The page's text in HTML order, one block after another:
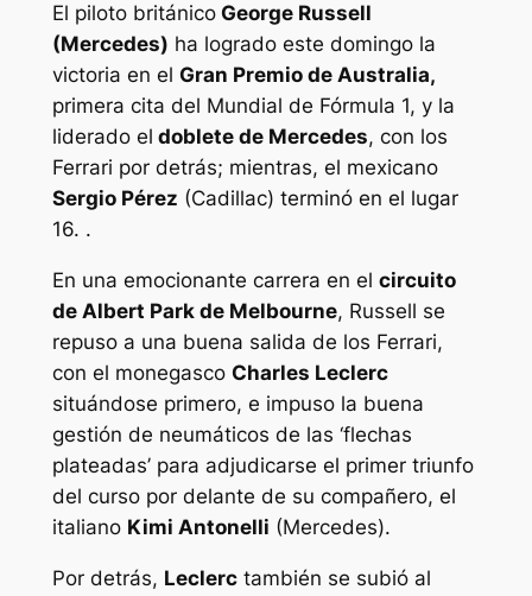
El piloto británicoGeorge Russell
(Mercedes) ha logrado este domingo la
victoria en el Gran Premio de Australia,
primera cita del Mundial de Fórmula 1, y la
liderado el doblete de Mercedes, con los
Ferrari por detrás; mientras, el mexicano
Sergio Pérez (Cadillac) terminó en el lugar
16. .
En una emocionante carrera en el circuito
de Albert Park de Melbourne, Russell se
repuso a una buena salida de los Ferrari,
con el monegasco Charles Leclerc
situándose primero, e impuso la buena
gestión de neumáticos de las ‘flechas
plateadas’ para adjudicarse el primer triunfo
del curso por delante de su compañero, el
italiano Kimi Antonelli (Mercedes).
Por detrás, Leclerctambién se subió al